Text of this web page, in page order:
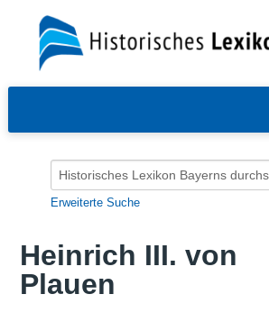
Erweiterte Suche
Heinrich III. von
Plauen